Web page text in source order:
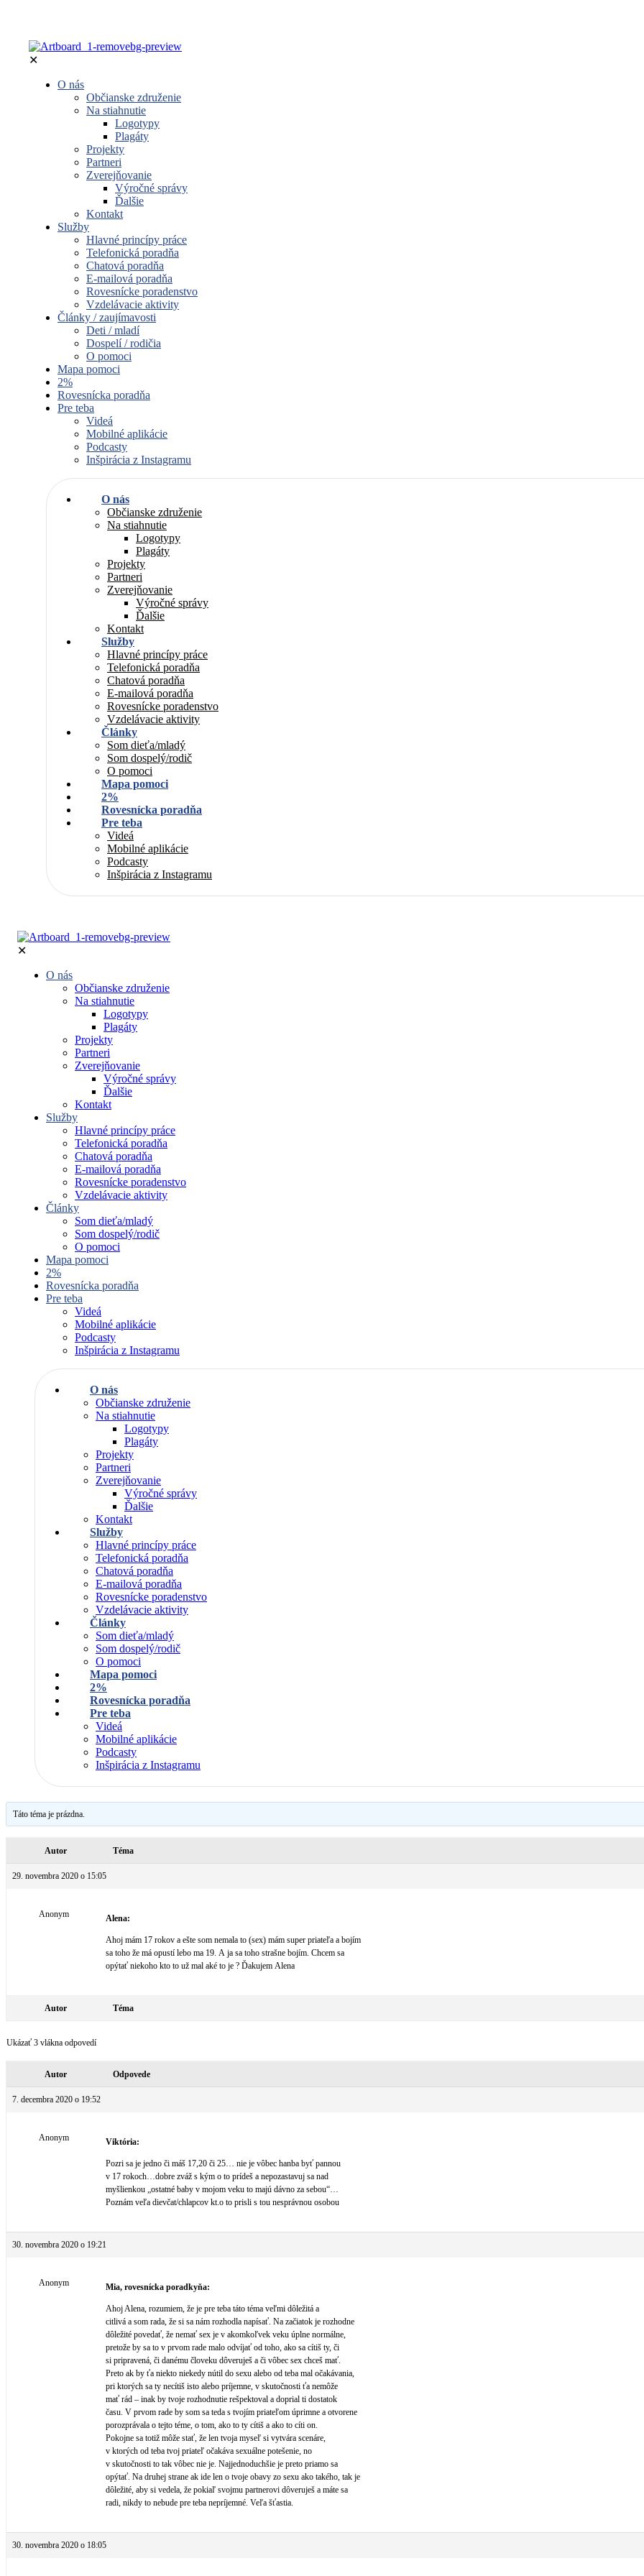
✕
O nás
Občianske združenie
Na stiahnutie
Logotypy
Plagáty
Projekty
Partneri
Zverejňovanie
Výročné správy
Ďalšie
Kontakt
Služby
Hlavné princípy práce
Telefonická poradňa
Chatová poradňa
E-mailová poradňa
Rovesnícke poradenstvo
Vzdelávacie aktivity
Články / zaujímavosti
Deti / mladí
Dospelí / rodičia
O pomoci
Mapa pomoci
2%
Rovesnícka poradňa
Pre teba
Videá
Mobilné aplikácie
Podcasty
Inšpirácia z Instagramu
O nás
Občianske združenie
Na stiahnutie
Logotypy
Plagáty
Projekty
Partneri
Zverejňovanie
Výročné správy
Ďalšie
Kontakt
Služby
Hlavné princípy práce
Telefonická poradňa
Chatová poradňa
E-mailová poradňa
Rovesnícke poradenstvo
Vzdelávacie aktivity
Články
Som dieťa/mladý
Som dospelý/rodič
O pomoci
Mapa pomoci
2%
Rovesnícka poradňa
Pre teba
Videá
Mobilné aplikácie
Podcasty
Inšpirácia z Instagramu
✕
O nás
Občianske združenie
Na stiahnutie
Logotypy
Plagáty
Projekty
Partneri
Zverejňovanie
Výročné správy
Ďalšie
Kontakt
Služby
Hlavné princípy práce
Telefonická poradňa
Chatová poradňa
E-mailová poradňa
Rovesnícke poradenstvo
Vzdelávacie aktivity
Články
Som dieťa/mladý
Som dospelý/rodič
O pomoci
Mapa pomoci
2%
Rovesnícka poradňa
Pre teba
Videá
Mobilné aplikácie
Podcasty
Inšpirácia z Instagramu
O nás
Občianske združenie
Na stiahnutie
Logotypy
Plagáty
Projekty
Partneri
Zverejňovanie
Výročné správy
Ďalšie
Kontakt
Služby
Hlavné princípy práce
Telefonická poradňa
Chatová poradňa
E-mailová poradňa
Rovesnícke poradenstvo
Vzdelávacie aktivity
Články
Som dieťa/mladý
Som dospelý/rodič
O pomoci
Mapa pomoci
2%
Rovesnícka poradňa
Pre teba
Videá
Mobilné aplikácie
Podcasty
Inšpirácia z Instagramu
Táto téma je prázdna.
Autor Téma
29. novembra 2020 o 15:05
Anonym Alena:
Ahoj mám 17 rokov a ešte som nemala to (sex) mám super priateľa a bojím
sa toho že má opustí lebo ma 19. A ja sa toho strašne bojím. Chcem sa
opýtať niekoho kto to už mal aké to je ? Ďakujem Alena
Autor Téma
Ukázať 3 vlákna odpovedí
Autor Odpovede
7. decembra 2020 o 19:52
Anonym Viktória:
Pozri sa je jedno či máš 17,20 či 25… nie je vôbec hanba byť pannou
v 17 rokoch…dobre zváž s kým o to prídeš a nepozastavuj sa nad
myšlienkou „ostatné baby v mojom veku to majú dávno za sebou“…
Poznám veľa dievčat/chlapcov kt.o to prisli s tou nesprávnou osobou
30. novembra 2020 o 19:21
Anonym Mia, rovesnícka poradkyňa:
Ahoj Alena, rozumiem, že je pre teba táto téma veľmi dôležitá a
citlivá a som rada, že si sa nám rozhodla napísať. Na začiatok je rozhodne
dôležité povedať, že nemať sex je v akomkoľvek veku úplne normálne,
pretože by sa to v prvom rade malo odvíjať od toho, ako sa cítiš ty, či
si pripravená, či danému človeku dôveruješ a či vôbec sex chceš mať.
Preto ak by ťa niekto niekedy nútil do sexu alebo od teba mal očakávania,
pri ktorých sa ty necítiš isto alebo príjemne, v skutočnosti ťa nemôže
mať rád – inak by tvoje rozhodnutie rešpektoval a doprial ti dostatok
času. V prvom rade by som sa teda s tvojím priateľom úprimne a otvorene
porozprávala o tejto téme, o tom, ako to ty cítiš a ako to cíti on.
Pokojne sa totiž môže stať, že len tvoja myseľ si vytvára scenáre,
v ktorých od teba tvoj priateľ očakáva sexuálne potešenie, no
v skutočnosti to tak vôbec nie je. Najjednoduchšie je preto priamo sa
opýtať. Na druhej strane ak ide len o tvoje obavy zo sexu ako takého, tak je
dôležité, aby si vedela, že pokiaľ svojmu partnerovi dôveruješ a máte sa
radi, nikdy to nebude pre teba nepríjemné. Veľa šťastia.
30. novembra 2020 o 18:05